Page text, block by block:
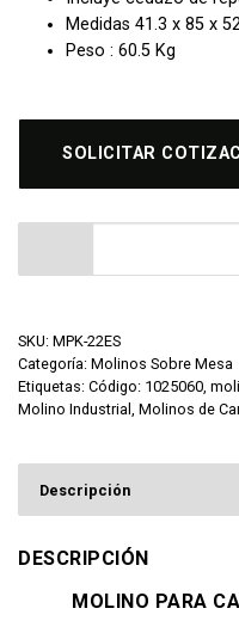
Medidas 41.3 x 85 x
Peso : 60.5 Kg
SOLICITAR
Molino para Carne
SKU: MPK-22ES
Categoría: Molinos Sobre Mesa
Etiquetas: Código: 1025060
Molino Industrial
Molinos de
Descripción
DESCRIPCIÓN
MOLINO PARA